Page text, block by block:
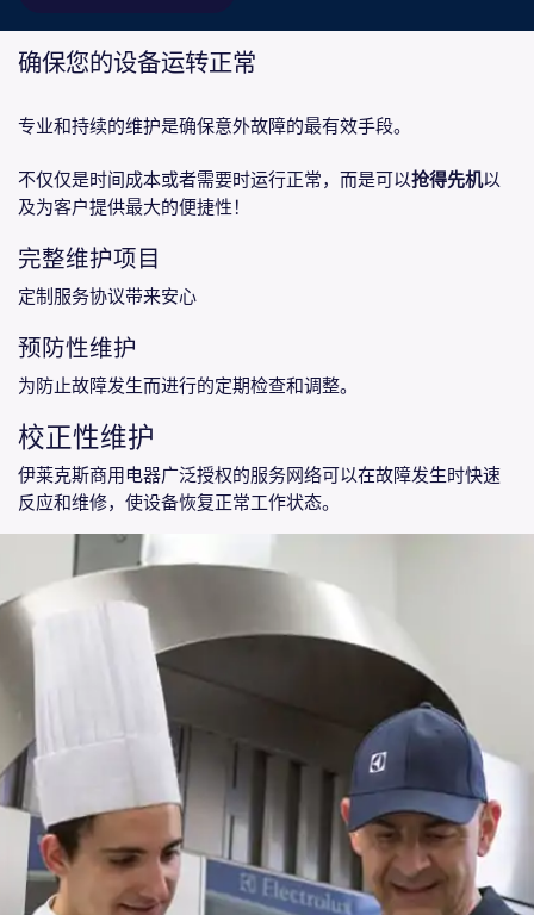
确保您的设备运转正常
专业和持续的维护是确保意外故障的最有效手段。
不仅仅是时间成本或者需要时运行正常，而是可以抢得先机以
及为客户提供最大的便捷性！
完整维护项目
定制服务协议带来安心
预防性维护
为防止故障发生而进行的定期检查和调整。
校正性维护
伊莱克斯商用电器广泛授权的服务网络可以在故障发生时快速
反应和维修，使设备恢复正常工作状态。